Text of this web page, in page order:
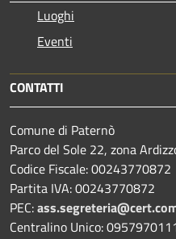
Luoghi
Eventi
CONTATTI
Comune di Paternò
Parco del Sole 22, zona
Codice Fiscale: 00243770872
Partita IVA: 00243770872
PEC:
Centralino Unico: